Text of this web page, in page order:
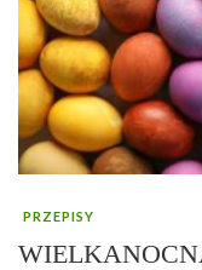
PRZEPISY